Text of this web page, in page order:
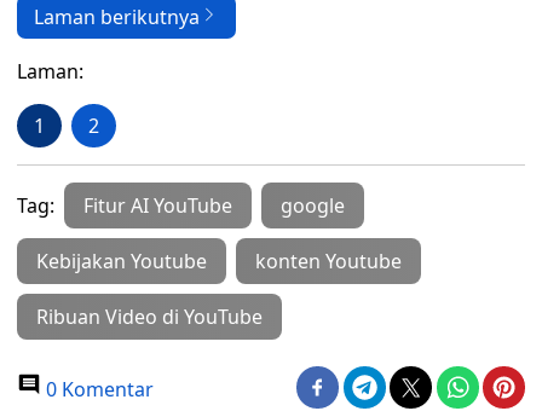
Laman berikutnya
Laman:
1 2
Tag: Fitur AI YouTube google
Kebijakan Youtube konten Youtube
Ribuan Video di YouTube
0 Komentar